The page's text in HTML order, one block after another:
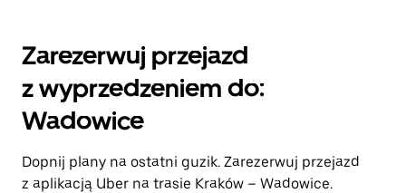
i wybrać
Naciśnij
klawisz
„Escape”,
zamknąć
kalendarz.
Zarezerwuj przejazd
z wyprzedzeniem do:
Wadowice
Dopnij plany na ostatni guzik. Zarezerwuj przejazd
z aplikacją Uber na trasie Kraków – Wadowice.